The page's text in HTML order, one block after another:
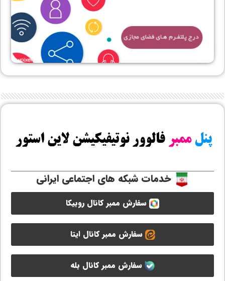
خدمات شبکه های اجتماعی ایرانی
سفارش ممبر کانال روبیکا
سفارش ممبر کانال ایتا
سفارش ممبر کانال بله